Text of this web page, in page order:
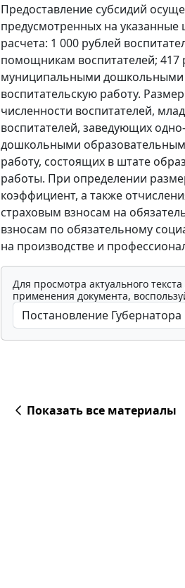
Предоставление субсидий
предусмотренных на указанные
расчета: 1 000 рублей
помощникам воспитателей;
муниципальными
воспитательскую работу.
численности воспитателей,
воспитателей, заведующих
дошкольными
работу, состоящих в штате
работы. При определении
коэффициент, а также
страховым взносам на
взносам по обязательному
на производстве и
Для просмотра актуального
применения документа,
Показать все материалы